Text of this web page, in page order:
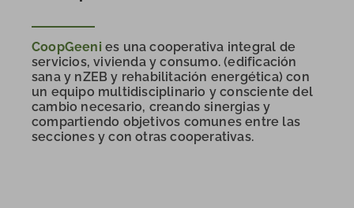
CoopGeeni es una cooperativa integral de
servicios, vivienda y consumo. (edificación
sana y nZEB y rehabilitación energética) con
un equipo multidisciplinario y consciente del
cambio necesario, creando sinergias y
compartiendo objetivos comunes entre las
secciones y con otras cooperativas.